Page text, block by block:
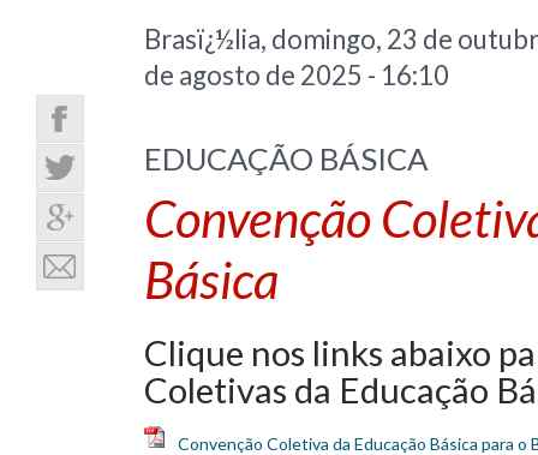
Brasï¿½lia, domingo, 23 de
de agosto de 2025 - 16:10
EDUCAÇÃO BÁSICA
Convenção
Básica
Clique nos links abaixo
Coletivas da Educação
Convenção Coletiva da Educação Básica para